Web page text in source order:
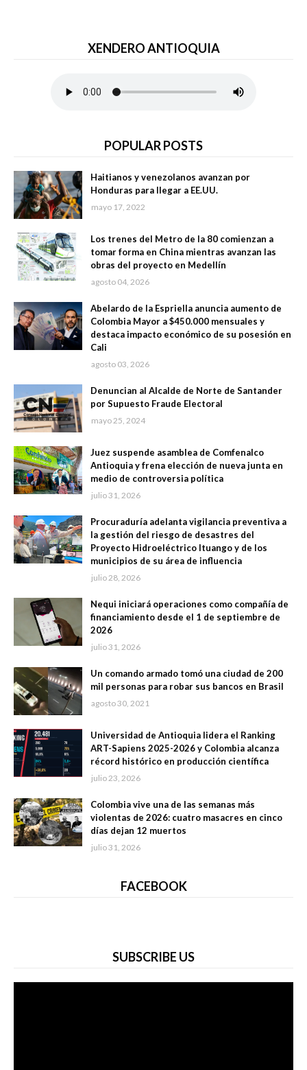
XENDERO ANTIOQUIA
POPULAR POSTS
Haitianos y venezolanos avanzan por
Honduras para llegar a EE.UU.
mayo 17, 2022
Los trenes del Metro de la 80 comienzan a
tomar forma en China mientras avanzan las
obras del proyecto en Medellín
agosto 04, 2026
Abelardo de la Espriella anuncia aumento de
Colombia Mayor a $450.000 mensuales y
destaca impacto económico de su posesión en
Cali
agosto 03, 2026
Denuncian al Alcalde de Norte de Santander
por Supuesto Fraude Electoral
mayo 25, 2024
Juez suspende asamblea de Comfenalco
Antioquia y frena elección de nueva junta en
medio de controversia política
julio 31, 2026
Procuraduría adelanta vigilancia preventiva a
la gestión del riesgo de desastres del
Proyecto Hidroeléctrico Ituango y de los
municipios de su área de influencia
julio 28, 2026
Nequi iniciará operaciones como compañía de
financiamiento desde el 1 de septiembre de
2026
julio 31, 2026
Un comando armado tomó una ciudad de 200
mil personas para robar sus bancos en Brasil
agosto 30, 2021
Universidad de Antioquia lidera el Ranking
ART-Sapiens 2025-2026 y Colombia alcanza
récord histórico en producción científica
julio 23, 2026
Colombia vive una de las semanas más
violentas de 2026: cuatro masacres en cinco
días dejan 12 muertos
julio 31, 2026
FACEBOOK
SUBSCRIBE US